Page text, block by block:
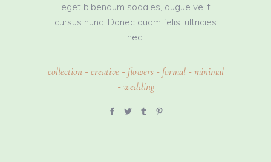
eget bibendum sodales, augue velit
cursus nunc. Donec quam felis, ultricies
nec.
collection - creative- flowers- formal- minimal
- wedding